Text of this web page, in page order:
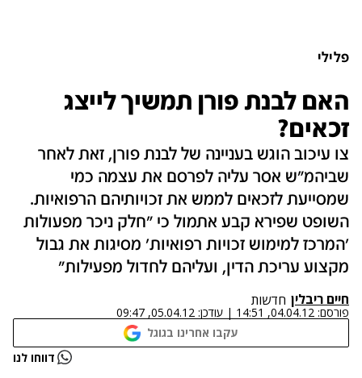
פלילי
האם לבנת פורן תמשיך לייצג
זכאים?
צו עיכוב הוגש בעניינה של לבנת פורן, זאת לאחר
שביהמ"ש אסר עליה לפרסם את עצמה כמי
שמסייעת לזכאים לממש את זכויותיהם הרפואיות.
השופט שפירא קבע אתמול כי "חלק ניכר מפעולות
'המרכז למימוש זכויות רפואיות' מסיגות את גבול
מקצוע עריכת הדין, ועליהם לחדול מפעילות"
חיים ריבלין חדשות
פורסם: 04.04.12, 14:51
| עודכן: 05.04.12, 09:47
עקבו אחרינו בגוגל
נתקלנו בבעיה דווחו לנו